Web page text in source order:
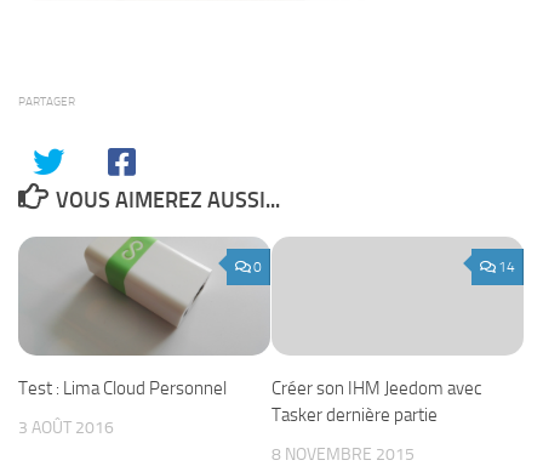
PARTAGER
VOUS AIMEREZ AUSSI...
0
Test : Lima Cloud Personnel
3 AOÛT 2016
14
Créer son IHM Jeedom avec
Tasker dernière partie
8 NOVEMBRE 2015